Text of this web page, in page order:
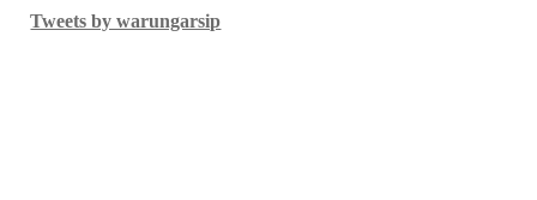
Tweets by warungarsip